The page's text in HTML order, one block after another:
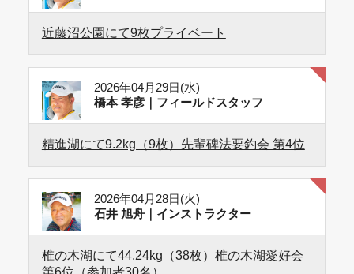
近藤沼公園にて9枚プライベート
2026年04月29日(水)
橋本 孝彦｜フィールドスタッフ
精進湖にて9.2kg（9枚）先輩碑法要釣会 第4位
2026年04月28日(火)
石井 旭舟｜インストラクター
椎の木湖にて44.24kg（38枚）椎の木湖愛好会